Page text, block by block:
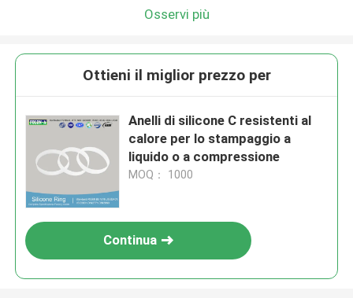
Osservi più
Ottieni il miglior prezzo per
Anelli di silicone C resistenti al
calore per lo stampaggio a
liquido o a compressione
MOQ： 1000
Continua